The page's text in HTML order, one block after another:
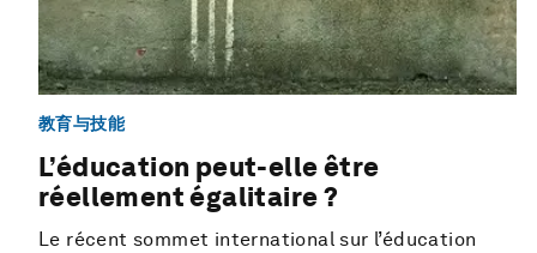
教育与技能
L’éducation peut-elle être
réellement égalitaire ?
Le récent sommet international sur l’éducation